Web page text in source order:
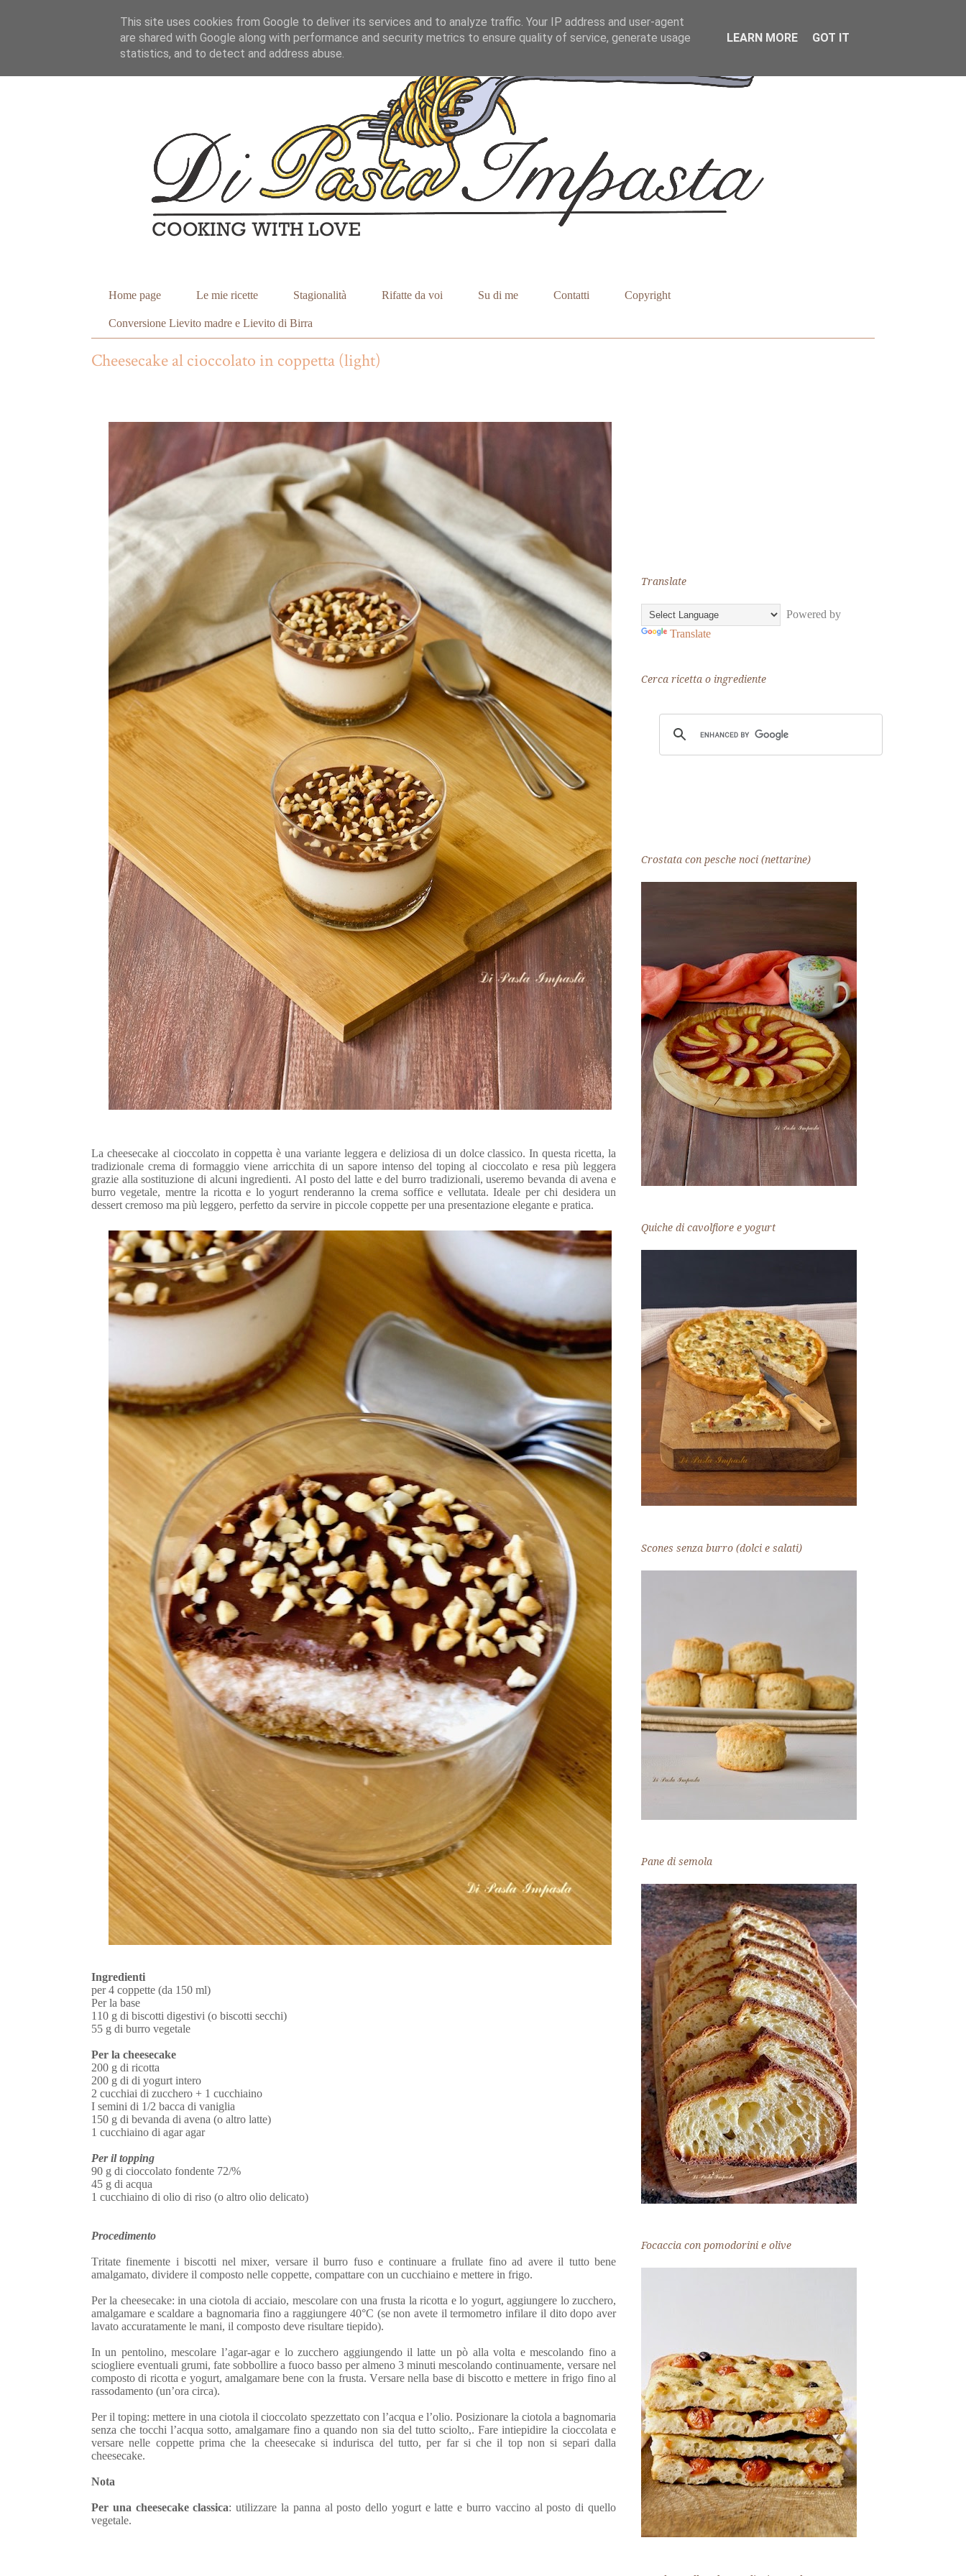
Home page Le mie ricette Stagionalità Rifatte da voi Su di me Contatti Copyright
Conversione Lievito madre e Lievito di Birra
Cheesecake al cioccolato in coppetta (light)
La cheesecake al cioccolato in coppetta è una variante leggera e deliziosa di un dolce classico. In questa ricetta, la
tradizionale crema di formaggio viene arricchita di un sapore intenso del toping al cioccolato e resa più leggera
grazie alla sostituzione di alcuni ingredienti. Al posto del latte e del burro tradizionali, useremo bevanda di avena e
burro vegetale, mentre la ricotta e lo yogurt renderanno la crema soffice e vellutata. Ideale per chi desidera un
dessert cremoso ma più leggero, perfetto da servire in piccole coppette per una presentazione elegante e pratica.
Ingredienti
per 4 coppette (da 150 ml)
Per la base
110 g di biscotti digestivi (o biscotti secchi)
55 g di burro vegetale
Per la cheesecake
200 g di ricotta
200 g di di yogurt intero
2 cucchiai di zucchero + 1 cucchiaino
I semini di 1/2 bacca di vaniglia
150 g di bevanda di avena (o altro latte)
1 cucchiaino di agar agar
Per il topping
90 g di cioccolato fondente 72/%
45 g di acqua
1 cucchiaino di olio di riso (o altro olio delicato)
Procedimento
Tritate finemente i biscotti nel mixer, versare il burro fuso e continuare a frullate fino ad avere il tutto bene
amalgamato, dividere il composto nelle coppette, compattare con un cucchiaino e mettere in frigo.
Per la cheesecake: in una ciotola di acciaio, mescolare con una frusta la ricotta e lo yogurt, aggiungere lo zucchero,
amalgamare e scaldare a bagnomaria fino a raggiungere 40°C (se non avete il termometro infilare il dito dopo aver
lavato accuratamente le mani, il composto deve risultare tiepido).
In un pentolino, mescolare l’agar-agar e lo zucchero aggiungendo il latte un pò alla volta e mescolando fino a
sciogliere eventuali grumi, fate sobbollire a fuoco basso per almeno 3 minuti mescolando continuamente, versare nel
composto di ricotta e yogurt, amalgamare bene con la frusta. Versare nella base di biscotto e mettere in frigo fino al
rassodamento (un’ora circa).
Per il toping: mettere in una ciotola il cioccolato spezzettato con l’acqua e l’olio. Posizionare la ciotola a bagnomaria
senza che tocchi l’acqua sotto, amalgamare fino a quando non sia del tutto sciolto,. Fare intiepidire la cioccolata e
versare nelle coppette prima che la cheesecake si indurisca del tutto, per far si che il top non si separi dalla
cheesecake.
Nota
Per una cheesecake classica: utilizzare la panna al posto dello yogurt e latte e burro vaccino al posto di quello
vegetale.
Translate
Powered by
Translate
Cerca ricetta o ingrediente
Crostata con pesche noci (nettarine)
Quiche di cavolfiore e yogurt
Scones senza burro (dolci e salati)
Pane di semola
Focaccia con pomodorini e olive
This site uses cookies from Google to deliver its services and to analyze traffic. Your IP address and user-agent
are shared with Google along with performance and security metrics to ensure quality of service, generate usage
statistics, and to detect and address abuse.
LEARN MORE GOT IT